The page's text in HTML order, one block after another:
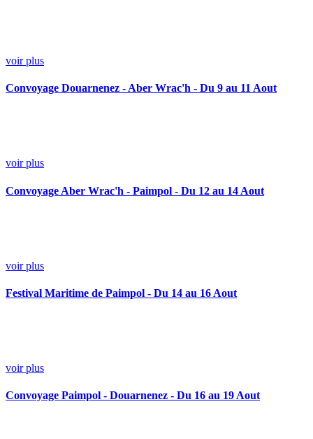
voir plus
Convoyage Douarnenez - Aber Wrac'h - Du 9 au 11 Aout
voir plus
Convoyage Aber Wrac'h - Paimpol - Du 12 au 14 Aout
voir plus
Festival Maritime de Paimpol - Du 14 au 16 Aout
voir plus
Convoyage Paimpol - Douarnenez - Du 16 au 19 Aout